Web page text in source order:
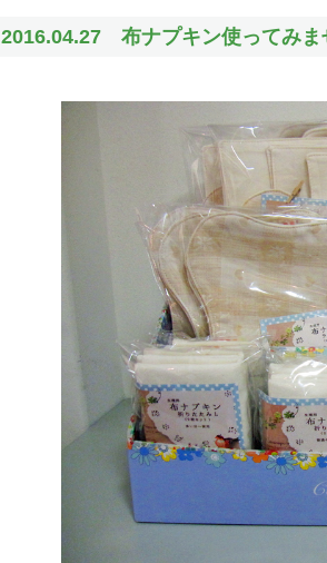
2016.04.27 布ナプキン使ってみま